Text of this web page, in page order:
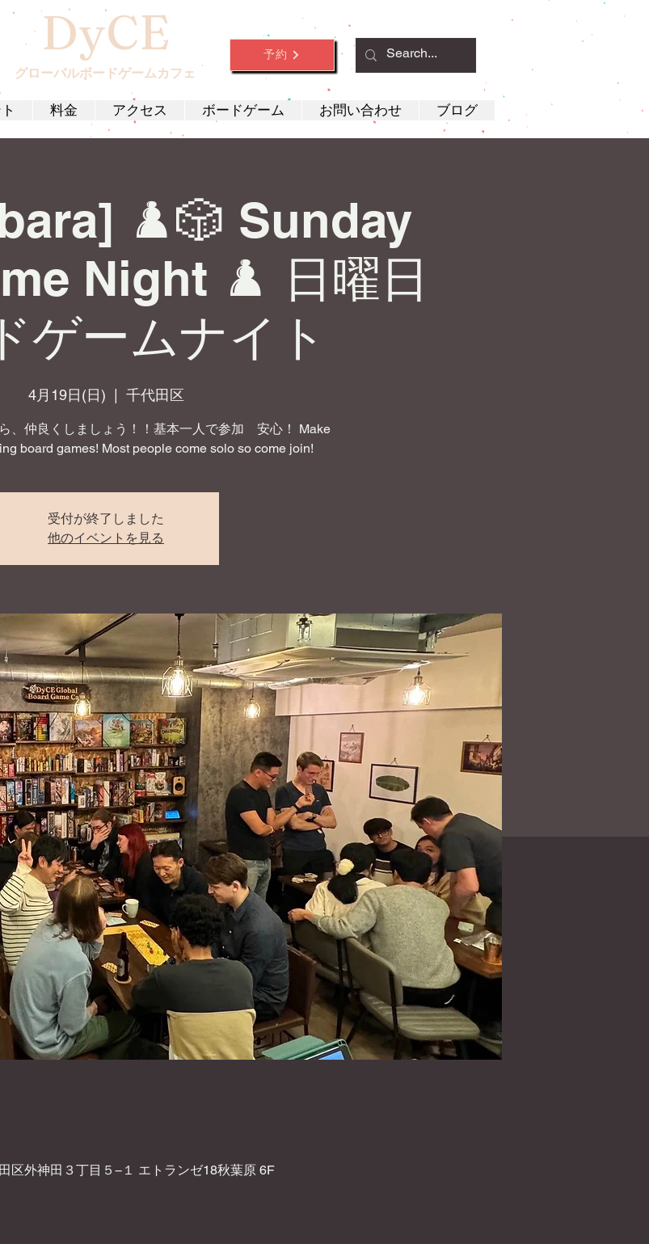
DyCE
グローバルボードゲームカフェ
予約
料金 アクセス ボードゲーム お問い合わせ ブログ
♟️🎲 Sunday
Night ♟️ 日曜日
ゲームナイト
4月19日(日) 千代田区
、仲良くしましょう！！基本一人で参加 安心！ Make
board games! Most people come solo so come join!
受付が終了しました
他のイベントを見る
区外神田３丁目５−１ エトランゼ18秋葉原 6F